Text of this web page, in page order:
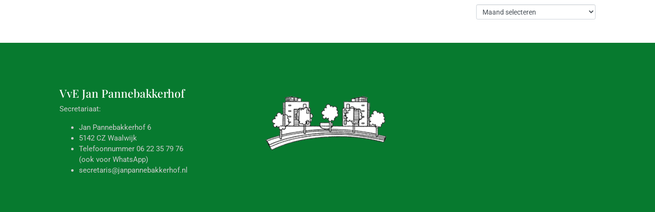
VvE Jan Pannebakkerhof
Secretariaat:
Jan Pannebakkerhof 6
5142 CZ Waalwijk
Telefoonnummer 06 22 35 79 76
(ook voor WhatsApp)
secretaris@janpannebakkerhof.nl